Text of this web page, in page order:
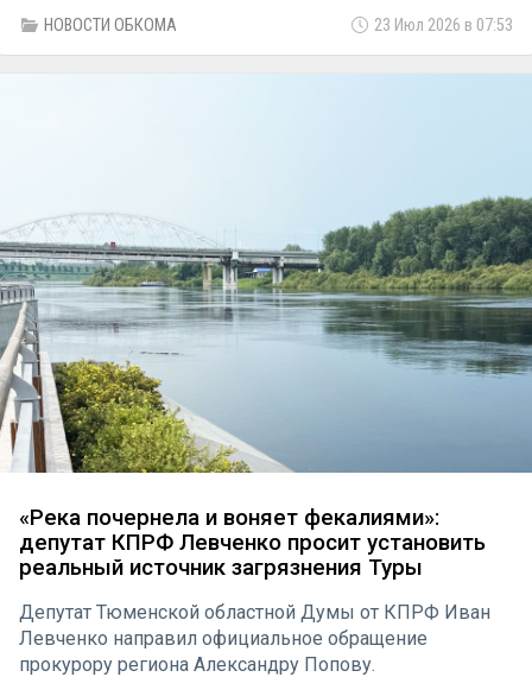
нескольких улиц — всех объединила одна беда.
НОВОСТИ ОБКОМА 23 Июл 2026 в 07:53
«Река почернела и воняет фекалиями»:
депутат КПРФ Левченко просит установить
реальный источник загрязнения Туры
Депутат Тюменской областной Думы от КПРФ Иван
Левченко направил официальное обращение
прокурору региона Александру Попову.